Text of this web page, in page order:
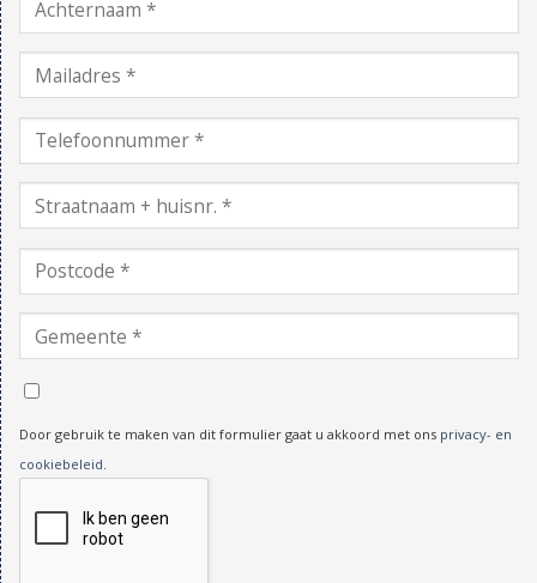
Door gebruik te maken van dit formulier gaat u akkoord met ons privacy- en
cookiebeleid.